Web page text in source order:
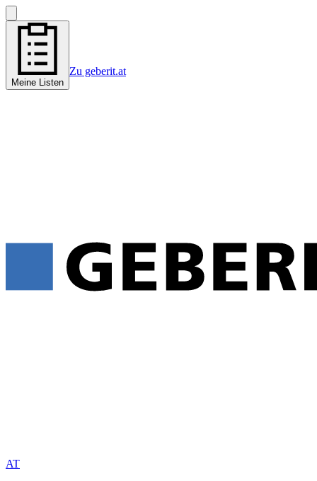
Meine Listen
Zu geberit.at
AT